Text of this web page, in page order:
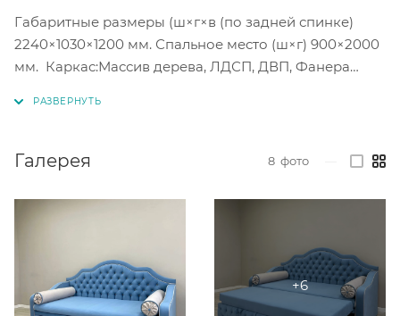
Габаритные размеры (ш×г×в (по задней спинке)
2240×1030×1200 мм. Спальное место (ш×г) 900×2000
мм. Каркас:Массив дерева, ЛДСП, ДВП, Фанера
блок, латекс. Каретная стяжка на царге и спинки
Подушки-валики (2 шт) в комплект не входят.
Галерея 8 фото